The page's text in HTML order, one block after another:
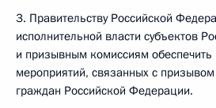
3. Правительству Российской
исполнительной власти субъектов
и призывным комиссиям
мероприятий, связанных с
граждан Российской Федерации.